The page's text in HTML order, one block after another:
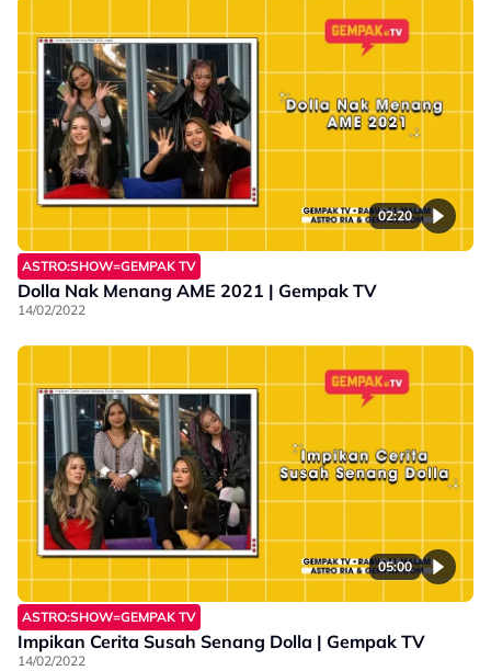
02:20
ASTRO:SHOW=GEMPAK TV
Dolla Nak Menang AME 2021 | Gempak TV
14/02/2022
05:00
ASTRO:SHOW=GEMPAK TV
Impikan Cerita Susah Senang Dolla | Gempak TV
14/02/2022